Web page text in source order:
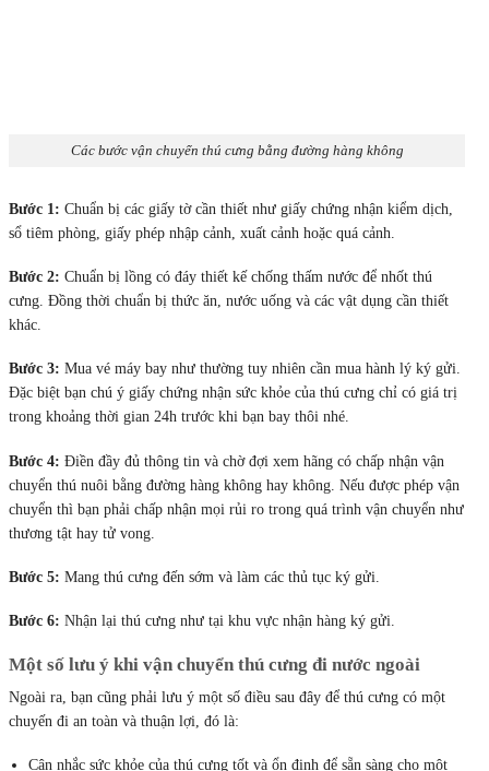
trong khoảng thời gian 24h trước khi bạn bay thôi nhé.
chuyển thú nuôi bằng đường hàng không hay không. Nếu được phép vận
chuyển thì bạn phải chấp nhận mọi rủi ro trong quá trình vận chuyển như
thương tật hay tử vong.
Bước 5: Mang thú cưng đến sớm và làm các thủ tục ký gửi.
Bước 6:Nhận lại thú cưng như tại khu vực nhận hàng ký gửi.
Một số lưu ý khi vận chuyển thú cưng đi nước ngoài
Ngoài ra, bạn cũng phải lưu ý một số điều sau đây để thú cưng có một
chuyến đi an toàn và thuận lợi, đó là:
chuyến đi nhiều giờ liên tục.
Trước khi ra sân bay hãy cho thú cưng ăn no. Trước khi máy bay cất
khó chịu.
Hãy cho nhân viên hàng không biết tình hình sức khỏe của thú cưng
trước khi đưa vào khoang hành lý.
Tránh bị lạc mất, hãy cung cấp đầy đủ thông tin cần thiết như tên, địa